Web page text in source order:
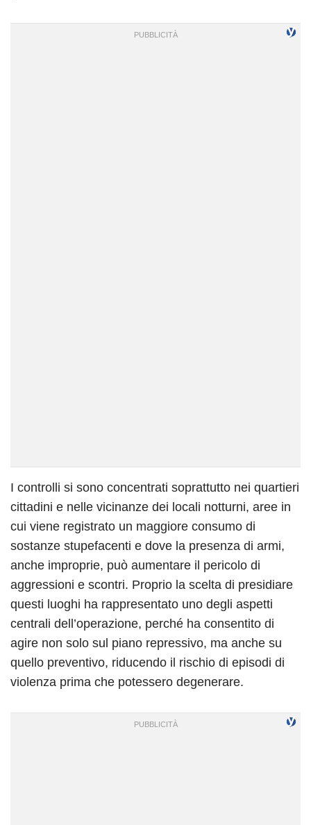
I controlli si sono concentrati soprattutto nei quartieri
cittadini e nelle vicinanze dei locali notturni, aree in
cui viene registrato un maggiore consumo di
sostanze stupefacenti e dove la presenza di armi,
anche improprie, può aumentare il pericolo di
aggressioni e scontri. Proprio la scelta di presidiare
questi luoghi ha rappresentato uno degli aspetti
centrali dell’operazione, perché ha consentito di
agire non solo sul piano repressivo, ma anche su
quello preventivo, riducendo il rischio di episodi di
violenza prima che potessero degenerare.